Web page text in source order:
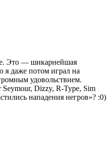
Это — шикарнейшая
я даже потом играл на
удовольствием.
Dizzy, R-Type, Sim
нападения негров»? :0)